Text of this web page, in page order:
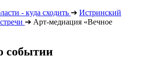
- куда сходить ➔ Истринский
➔ Арт-медиация «Вечное
событии